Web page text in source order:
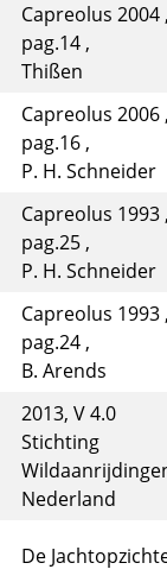
Capreolus 2004
pag.14 ,
Thißen
Capreolus 2006
pag.16 ,
P. H. Schneider
Capreolus 1993
pag.25 ,
P. H. Schneider
Capreolus 1993
pag.24 ,
B. Arends
2013, V 4.0
Stichting
Nederland
De